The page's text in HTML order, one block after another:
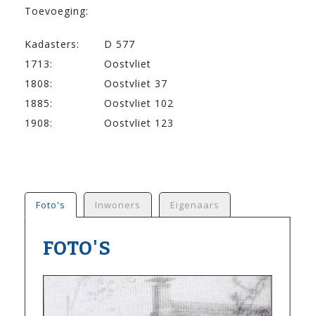
Toevoeging:
Kadasters:
D 577
1713:
Oostvliet
1808:
Oostvliet 37
1885:
Oostvliet 102
1908:
Oostvliet 123
Foto's Inwoners Eigenaars
FOTO'S